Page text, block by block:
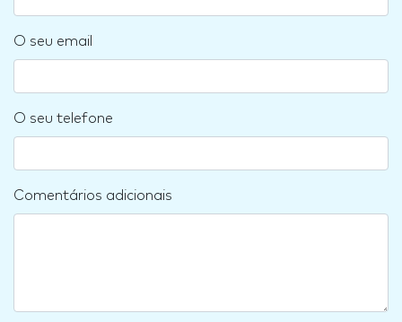
O seu email
O seu telefone
Comentários adicionais